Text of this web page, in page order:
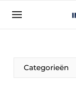
Aanmelden
Bedrijven
Contact
Categorieën